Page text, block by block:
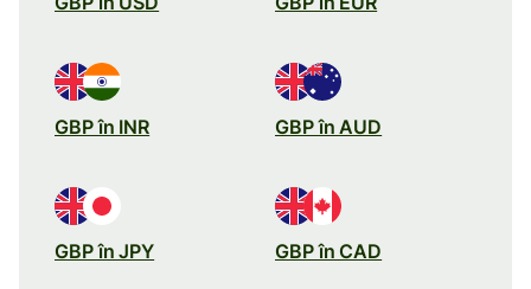
GBP în INR GBP în AUD
GBP în JPY GBP în CAD